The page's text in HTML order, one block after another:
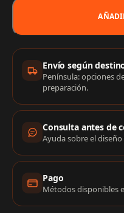
Información de
Envío según
Península: opciones
preparación.
Consulta antes de
Ayuda sobre el
Pago
Métodos disponibles